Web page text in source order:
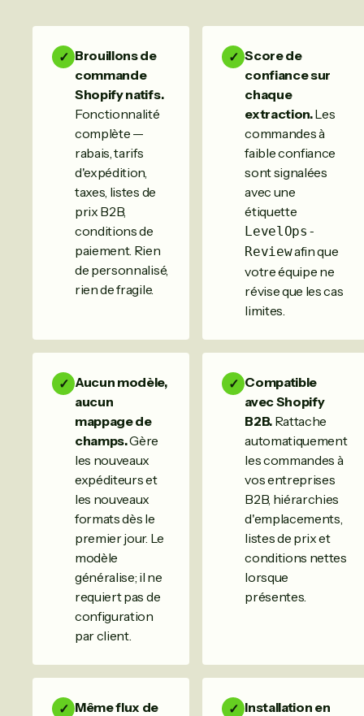
✓ Brouillons de
commande
Shopify natifs.
Fonctionnalité
complète —
rabais, tarifs
d'expédition,
taxes, listes de
prix B2B,
conditions de
paiement. Rien
de personnalisé,
rien de fragile.
✓ Score de
confiance sur
chaque
extraction.Les
commandes à
faible confiance
sont signalées
avec une
étiquette
LevelOps-
Reviewafin que
votre équipe ne
révise que les cas
limites.
✓ Aucun modèle,
aucun
mappage de
champs.Gère
les nouveaux
expéditeurs et
les nouveaux
formats dès le
premier jour. Le
modèle
généralise; il ne
requiert pas de
configuration
par client.
✓ Compatible
avec Shopify
B2B.Rattache
automatiquement
les commandes à
vos entreprises
B2B, hiérarchies
d'emplacements,
listes de prix et
conditions nettes
lorsque
présentes.
✓ Même flux de ✓ Installation en